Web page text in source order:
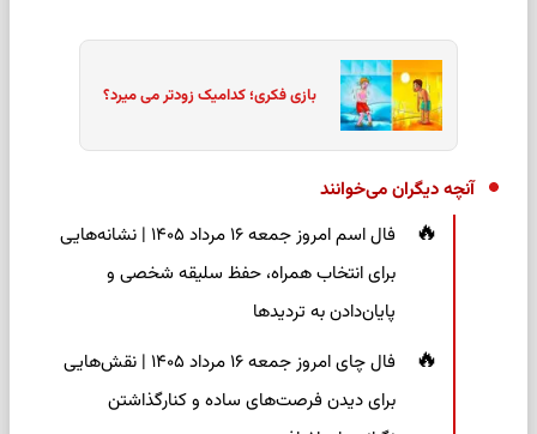
بازی فکری؛ کدامیک زودتر می میرد؟
آنچه دیگران می‌خوانند
فال اسم امروز جمعه ۱۶ مرداد ۱۴۰۵ | نشانه‌هایی
برای انتخاب همراه، حفظ سلیقه شخصی و
پایان‌دادن به تردیدها
فال چای امروز جمعه ۱۶ مرداد ۱۴۰۵ | نقش‌هایی
برای دیدن فرصت‌های ساده و کنارگذاشتن